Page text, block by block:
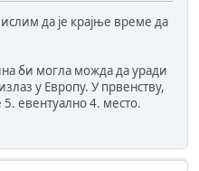
да је крајње време да
би могла можда да уради
у Европу. У првенству,
евентуално 4. место.